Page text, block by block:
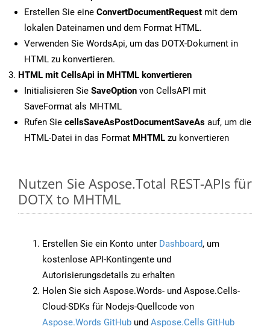
Erstellen Sie eine ConvertDocumentRequest mit dem
lokalen Dateinamen und dem Format HTML.
Verwenden Sie WordsApi, um das DOTX-Dokument in
HTML zu konvertieren.
HTML mit CellsApi in MHTML konvertieren
Initialisieren Sie SaveOption von CellsAPI mit
SaveFormat als MHTML
Rufen Sie cellsSaveAsPostDocumentSaveAs auf, um die
HTML-Datei in das Format MHTML zu konvertieren
Nutzen Sie Aspose.Total REST-APIs für
DOTX to MHTML
Erstellen Sie ein Konto unter Dashboard, um
kostenlose API-Kontingente und
Autorisierungsdetails zu erhalten
Holen Sie sich Aspose.Words- und Aspose.Cells-
Cloud-SDKs für Nodejs-Quellcode von
Aspose.Words GitHub und Aspose.Cells GitHub